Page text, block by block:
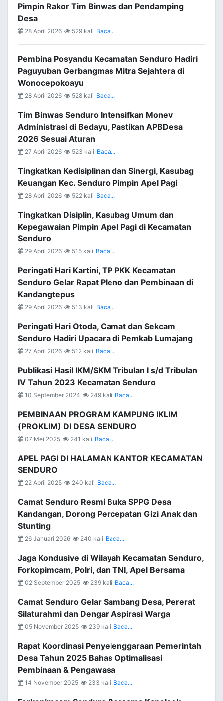
Pimpin Rakor Tim Binwas dan Pendamping
Desa
28 April 2026 529 kali Baca...
Pembina Posyandu Kecamatan Senduro Hadiri
Paguyuban Gerbangmas Mitra Sejahtera di
Wonocepokoayu
28 April 2026 528 kali Baca...
Tim Binwas Senduro Intensifkan Monev
Administrasi di Bedayu, Pastikan APBDesa
2026 Sesuai Aturan
27 April 2026 523 kali Baca...
Tingkatkan Kedisiplinan dan Sinergi, Kasubag
Keuangan Kec. Senduro Pimpin Apel Pagi
28 April 2026 522 kali Baca...
Tingkatkan Disiplin, Kasubag Umum dan
Kepegawaian Pimpin Apel Pagi di Kecamatan
Senduro
29 April 2026 515 kali Baca...
Peringati Hari Kartini, TP PKK Kecamatan
Senduro Gelar Rapat Pleno dan Pembinaan di
Kandangtepus
29 April 2026 513 kali Baca...
Peringati Hari Otoda, Camat dan Sekcam
Senduro Hadiri Upacara di Pemkab Lumajang
27 April 2026 512 kali Baca...
Publikasi Hasil IKM/SKM Tribulan I s/d Tribulan
IV Tahun 2023 Kecamatan Senduro
10 September 2024 249 kali Baca...
PEMBINAAN PROGRAM KAMPUNG IKLIM
(PROKLIM) DI DESA SENDURO
07 Mei 2025 241 kali Baca...
APEL PAGI DI HALAMAN KANTOR KECAMATAN
SENDURO
22 April 2025 240 kali Baca...
Camat Senduro Resmi Buka SPPG Desa
Kandangan, Dorong Percepatan Gizi Anak dan
Stunting
26 Januari 2026 240 kali Baca...
Jaga Kondusive di Wilayah Kecamatan Senduro,
Forkopimcam, Polri, dan TNI, Apel Bersama
02 September 2025 239 kali Baca...
Camat Senduro Gelar Sambang Desa, Pererat
Silaturahmi dan Dengar Aspirasi Warga
05 November 2025 239 kali Baca...
Rapat Koordinasi Penyelenggaraan Pemerintah
Desa Tahun 2025 Bahas Optimalisasi
Pembinaan & Pengawasa
14 November 2025 233 kali Baca...